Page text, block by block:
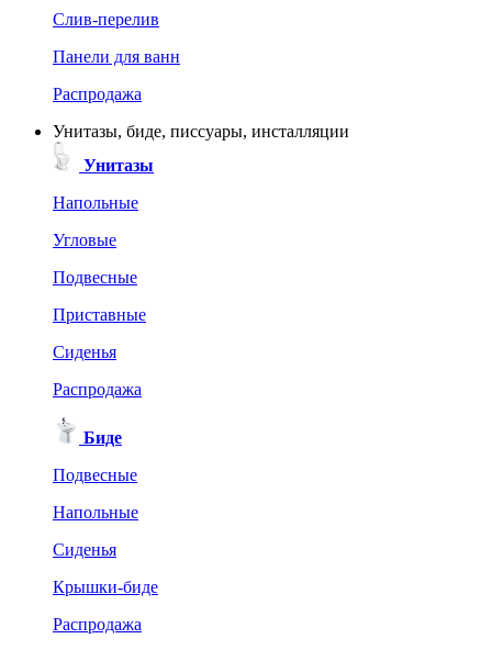
Слив-перелив
Панели для ванн
Распродажа
Унитазы, биде, писсуары, инсталляции
Унитазы
Напольные
Угловые
Подвесные
Приставные
Сиденья
Распродажа
Биде
Подвесные
Напольные
Сиденья
Крышки-биде
Распродажа